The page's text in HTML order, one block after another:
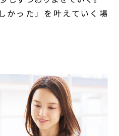
かった」を叶えていく場